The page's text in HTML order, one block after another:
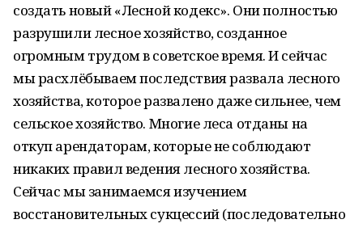
создать новый «Лесной кодекс». Они полностью
разрушили лесное хозяйство, созданное
огромным трудом в советское время. И сейчас
мы расхлёбываем последствия развала лесного
хозяйства, которое развалено даже сильнее, чем
сельское хозяйство. Многие леса отданы на
откуп арендаторам, которые не соблюдают
никаких правил ведения лесного хозяйства.
Сейчас мы занимаемся изучением
восстановительных сукцессий (последовательно